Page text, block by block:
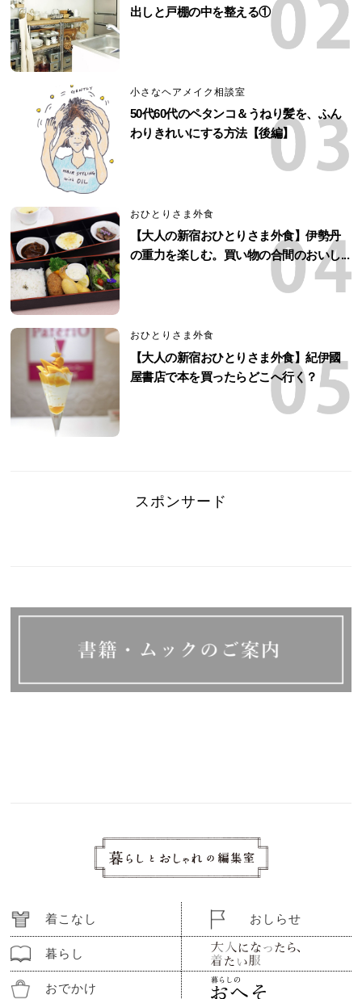
出しと戸棚の中を整える①
小さなヘアメイク相談室
50代60代のペタンコ＆うねり髪を、ふん
わりきれいにする方法【後編】
おひとりさま外食
【大人の新宿おひとりさま外食】伊勢丹
の重力を楽しむ。買い物の合間のおいし...
おひとりさま外食
【大人の新宿おひとりさま外食】紀伊國
屋書店で本を買ったらどこへ行く？
スポンサード
着こなし
暮らし
おでかけ
おしらせ